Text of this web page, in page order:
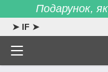
Подарунок,
➤ IF ➤